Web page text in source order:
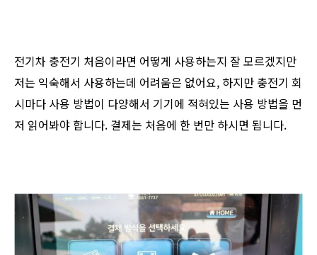
전기차 충전기 처음이라면 어떻게 사용하는지 잘 모르겠지만
저는 익숙해서 사용하는데 어려움은 없어요, 하지만 충전기 회
시마다 사용 방법이 다양해서 기기에 적혀있는 사용 방법을 먼
저 읽어봐야 합니다. 결제는 처음에 한 번만 하시면 됩니다.